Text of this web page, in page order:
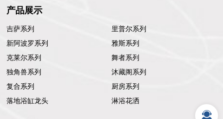
产品展示
吉萨系列
里普尔系列
新阿波罗系列
雅斯系列
克莱尔系列
舞者系列
独角兽系列
沐藏阁系列
复合系列
厨房系列
落地浴缸龙头
淋浴花洒